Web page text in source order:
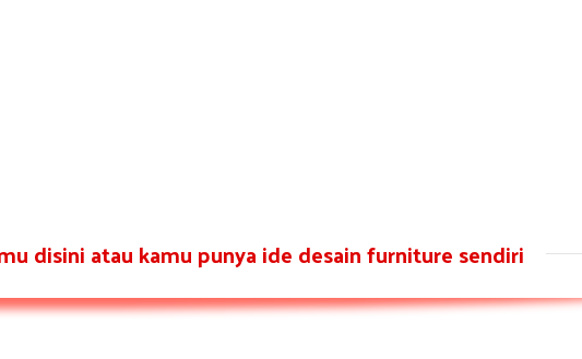
disini atau kamu punya ide desain furniture sendiri